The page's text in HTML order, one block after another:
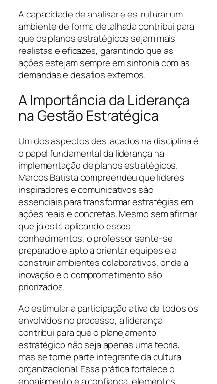
A capacidade de analisar e estruturar um
ambiente de forma detalhada contribui para
que os planos estratégicos sejam mais
realistas e eficazes, garantindo que as
ações estejam sempre em sintonia com as
demandas e desafios externos.
A Importância da Liderança
na Gestão Estratégica
Um dos aspectos destacados na disciplina é
o papel fundamental da liderança na
implementação de planos estratégicos.
Marcos Batista compreendeu que líderes
inspiradores e comunicativos são
essenciais para transformar estratégias em
ações reais e concretas. Mesmo sem afirmar
que já está aplicando esses
conhecimentos, o professor sente-se
preparado e apto a orientar equipes e a
construir ambientes colaborativos, onde a
inovação e o comprometimento são
priorizados.
Ao estimular a participação ativa de todos os
envolvidos no processo, a liderança
contribui para que o planejamento
estratégico não seja apenas uma teoria,
mas se torne parte integrante da cultura
organizacional. Essa prática fortalece o
engajamento e a confiança, elementos